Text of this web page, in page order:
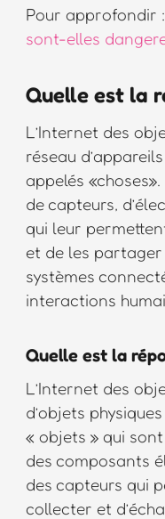
Pour approfondir :
sont-elles
Quelle est la
L’Internet des
réseau
appelés
de capteurs,
qui leur
et de les partager
systèmes
interactions
Quelle est la
L’Internet des
d’objets
« objets » qui
des composants
des capteurs qui
collecter et